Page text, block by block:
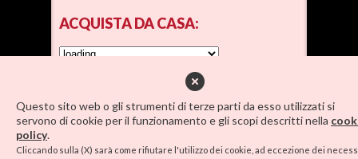
Questo sito web o gli strumenti di terze parti da esso utilizzati si
servono di cookie per il funzionamento e gli scopi descritti nella
policy.
Cliccando sulla (X) sarà come rifiutare l'utilizzo dei cookie, ad eccezione dei
ACQUISTADA CASA:
SCEGLI ILPOSTO
SALA CONGRESSI•LINK AMICI •